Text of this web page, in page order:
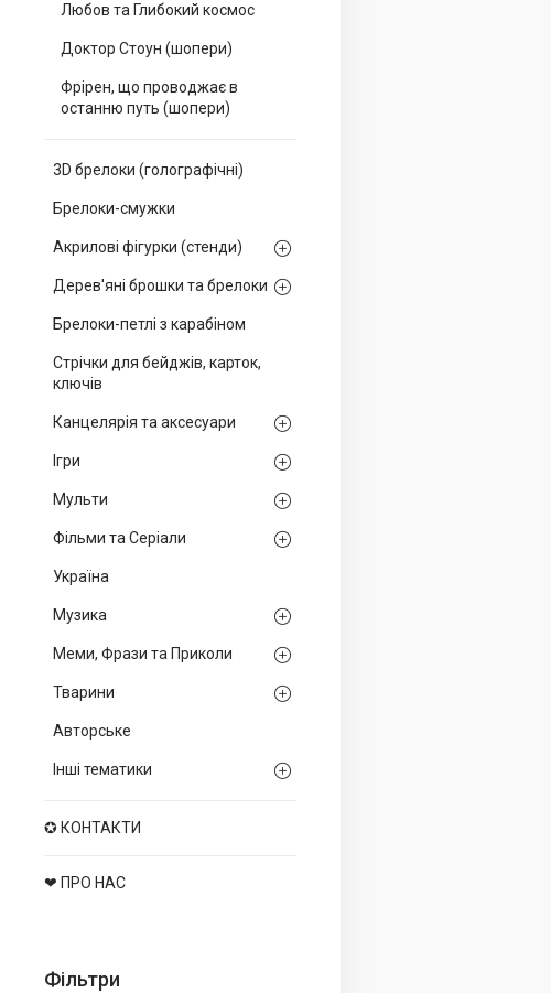
Любов та Глибокий космос
Доктор Стоун (шопери)
Фрірен, що проводжає в
останню путь (шопери)
3D брелоки (голографічні)
Брелоки-смужки
Акрилові фігурки (стенди)
Дерев'яні брошки та брелоки
Брелоки-петлі з карабіном
Стрічки для бейджів, карток,
ключів
Канцелярія та аксесуари
Ігри
Мульти
Фільми та Серіали
Україна
Музика
Меми, Фрази та Приколи
Тварини
Авторське
Інші тематики
✪ КОНТАКТИ
❤ ПРО НАС
Фільтри